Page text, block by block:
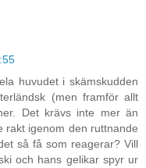
huvudet i skämskudden
(men framför allt
Det krävs inte mer än
rakt igenom den ruttnande
så få som reagerar? Vill
och hans gelikar spyr ur